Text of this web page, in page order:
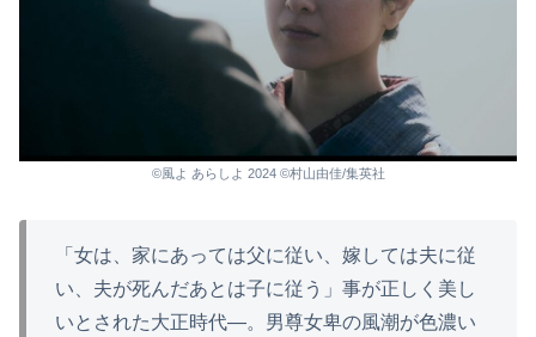
©風よ あらしよ 2024 ©村山由佳/集英社
「女は、家にあっては父に従い、嫁しては夫に従
い、夫が死んだあとは子に従う」事が正しく美し
いとされた大正時代―。男尊女卑の風潮が色濃い